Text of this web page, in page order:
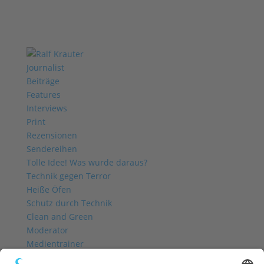
Journalist
Beiträge
Features
Interviews
Print
Rezensionen
Sendereihen
Tolle Idee! Was wurde daraus?
Technik gegen Terror
Heiße Öfen
Schutz durch Technik
Clean and Green
Moderator
Medientrainer